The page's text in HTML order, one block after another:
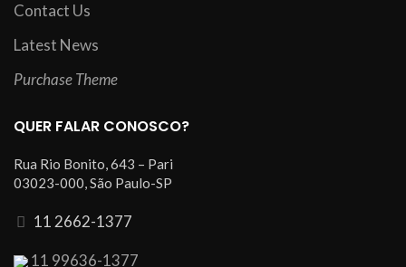
Contact Us
Latest News
Purchase Theme
QUER FALAR CONOSCO?
Rua Rio Bonito, 643 – Pari
03023-000, São Paulo-SP
11 2662-1377
11 99636-1377